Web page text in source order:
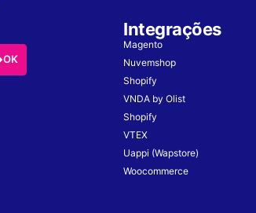
OK
Integrações
Magento
Nuvemshop
Shopify
VNDA by Olist
Shopify
VTEX
Uappi (Wapstore)
Woocommerce